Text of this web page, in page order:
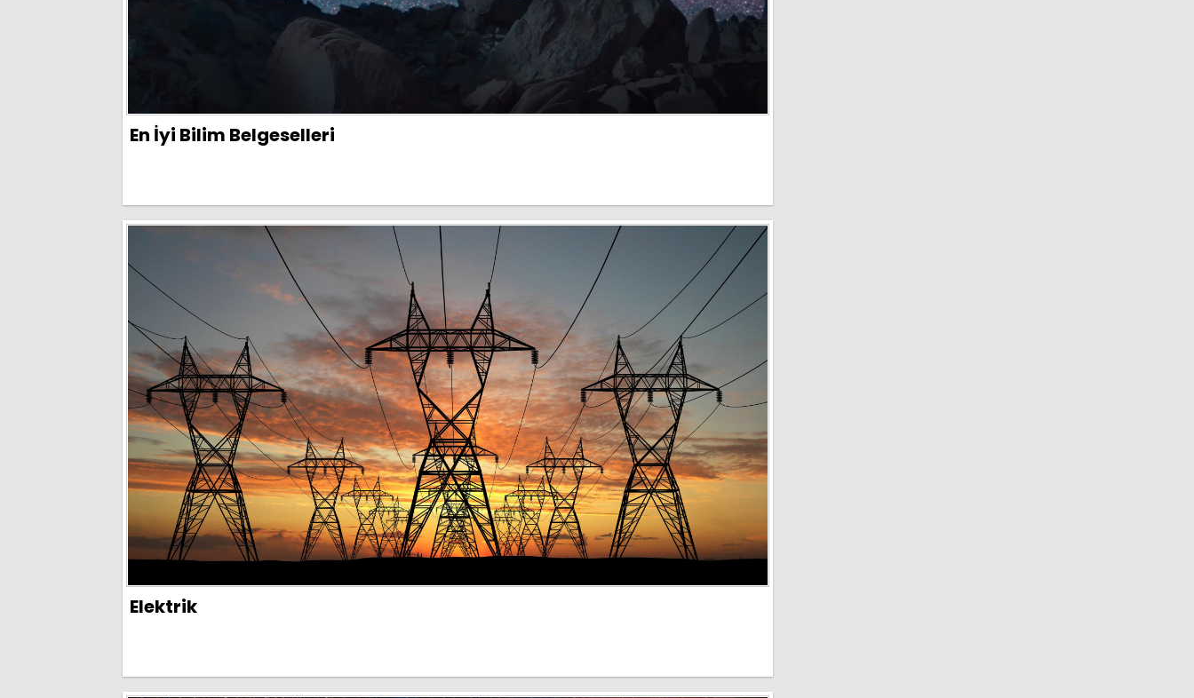
En İyi Bilim Belgeselleri
Elektrik